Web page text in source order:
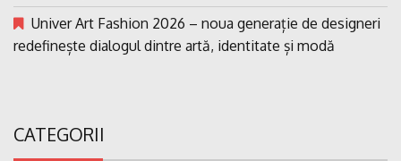
Univer Art Fashion 2026 – noua generație de designeri
redefinește dialogul dintre artă, identitate și modă
CATEGORII